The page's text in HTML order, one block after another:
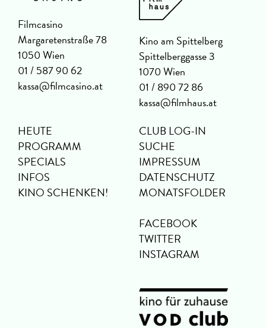
Filmcasino
Margaretenstraße 78
1050 Wien
01 / 587 90 62
kassa@filmcasino.at
Kino am Spittelberg
Spittelberggasse 3
1070 Wien
01 / 890 72 86
kassa@filmhaus.at
HEUTE
PROGRAMM
SPECIALS
INFOS
KINO SCHENKEN!
CLUB LOG-IN
SUCHE
IMPRESSUM
DATENSCHUTZ
MONATSFOLDER
FACEBOOK
TWITTER
INSTAGRAM